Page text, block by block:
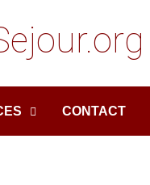
CONTACT